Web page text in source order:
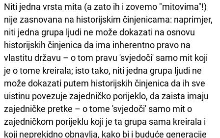
Niti jedna vrsta mita (a zato ih i zovemo "mitovima"!)
nije zasnovana na historijskim činjenicama: naprimjer,
niti jedna grupa ljudi ne može dokazati na osnovu
historijskih činjenica da ima inherentno pravo na
vlastitu državu – o tom pravu 'svjedoči' samo mit koji
je o tome kreirala; isto tako, niti jedna grupa ljudi ne
može dokazati putem historijskih činjenica da ih sve
uistinu povezuje zajedničko porijeklo, da zaista imaju
zajedničke pretke – o tome 'svjedoči' samo mit o
zajedničkom porijeklu koji je ta grupa sama kreirala i
koji neprekidno obnavlja, kako bi i buduće generacije